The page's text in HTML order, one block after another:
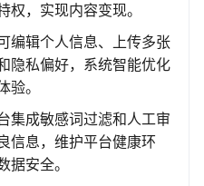
权，实现内容变现。
编辑个人信息、上传多张
隐私偏好，系统智能优化
验。
集成敏感词过滤和人工审
信息，维护平台健康环
据安全。